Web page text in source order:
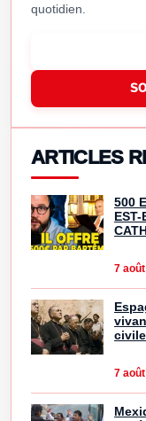
quotidien.
ARTICLES
500
EST-
7
civile
7